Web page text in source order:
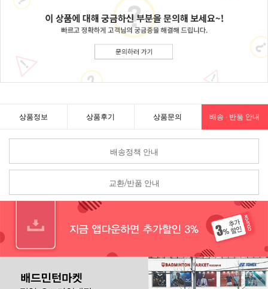
상품정보 상품후기 상품문의 배송 · 반품 안내
배송정책 안내
교환/반품 안내